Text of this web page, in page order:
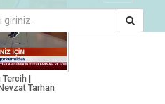
navigation
|
Tarhan